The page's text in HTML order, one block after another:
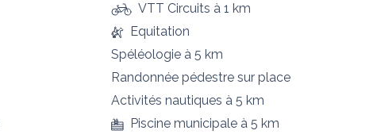
VTT Circuits à 1 km
Equitation
Spéléologieà 5 km
Randonnée pédestresur place
Activités nautiques à 5 km
Piscine municipaleà 5 km